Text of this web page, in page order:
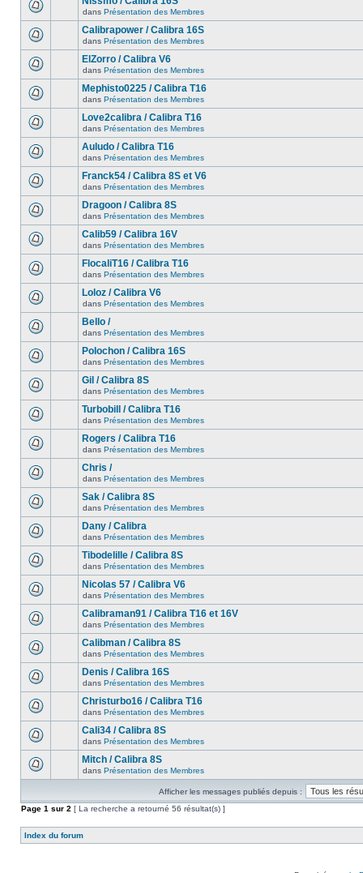
dans Présentation des Membres
Calibrapower / Calibra 16S
dans Présentation des Membres
ElZorro / Calibra V6
dans Présentation des Membres
Mephisto0225 / Calibra T16
dans Présentation des Membres
Love2calibra / Calibra T16
dans Présentation des Membres
Auludo / Calibra T16
dans Présentation des Membres
Franck54 / Calibra 8S et V6
dans Présentation des Membres
Dragoon / Calibra 8S
dans Présentation des Membres
Calib59 / Calibra 16V
dans Présentation des Membres
FlocaliT16 / Calibra T16
dans Présentation des Membres
Loloz / Calibra V6
dans Présentation des Membres
Bello /
dans Présentation des Membres
Polochon / Calibra 16S
dans Présentation des Membres
Gil / Calibra 8S
dans Présentation des Membres
Turbobill / Calibra T16
dans Présentation des Membres
Rogers / Calibra T16
dans Présentation des Membres
Chris /
dans Présentation des Membres
Sak / Calibra 8S
dans Présentation des Membres
Dany / Calibra
dans Présentation des Membres
Tibodelille / Calibra 8S
dans Présentation des Membres
Nicolas 57 / Calibra V6
dans Présentation des Membres
Calibraman91 / Calibra T16 et 16V
dans Présentation des Membres
Calibman / Calibra 8S
dans Présentation des Membres
Denis / Calibra 16S
dans Présentation des Membres
Christurbo16 / Calibra T16
dans Présentation des Membres
Cali34 / Calibra 8S
dans Présentation des Membres
Mitch / Calibra 8S
dans Présentation des Membres
Afficher les messages publiés depuis :
Page 1 sur 2 [ La recherche a retourné 56 résultat(s) ]
Index du forum